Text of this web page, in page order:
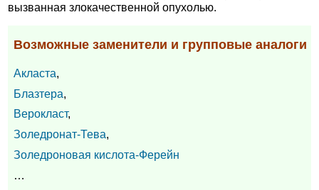
вызванная злокачественной опухолью.
Возможные заменители и групповые аналоги
Акласта,
Блазтера,
Верокласт,
Золедронат-Тева,
Золедроновая кислота-Ферейн
…